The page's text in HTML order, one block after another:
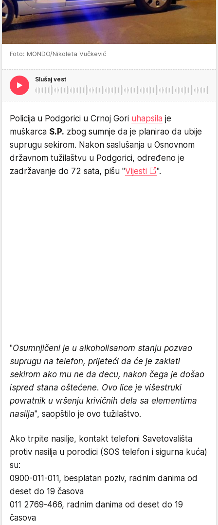
Foto: MONDO/Nikoleta Vučkević
Slušaj vest
Policija u Podgorici u Crnoj Gori uhapsila je
muškarca S.P. zbog sumnje da je planirao da ubije
suprugu sekirom. Nakon saslušanja u Osnovnom
državnom tužilaštvu u Podgorici, određeno je
zadržavanje do 72 sata, pišu "Vijesti ".
"Osumnjičeni je u alkoholisanom stanju pozvao
suprugu na telefon, prijeteći da će je zaklati
sekirom ako mu ne da decu, nakon čega je došao
ispred stana oštećene. Ovo lice je višestruki
povratnik u vršenju krivičnih dela sa elementima
nasilja", saopštilo je ovo tužilaštvo.
Ako trpite nasilje, kontakt telefoni Savetovališta
protiv nasilja u porodici (SOS telefon i sigurna kuća)
su:
0900-011-011, besplatan poziv, radnim danima od
deset do 19 časova
011 2769-466, radnim danima od deset do 19
časova